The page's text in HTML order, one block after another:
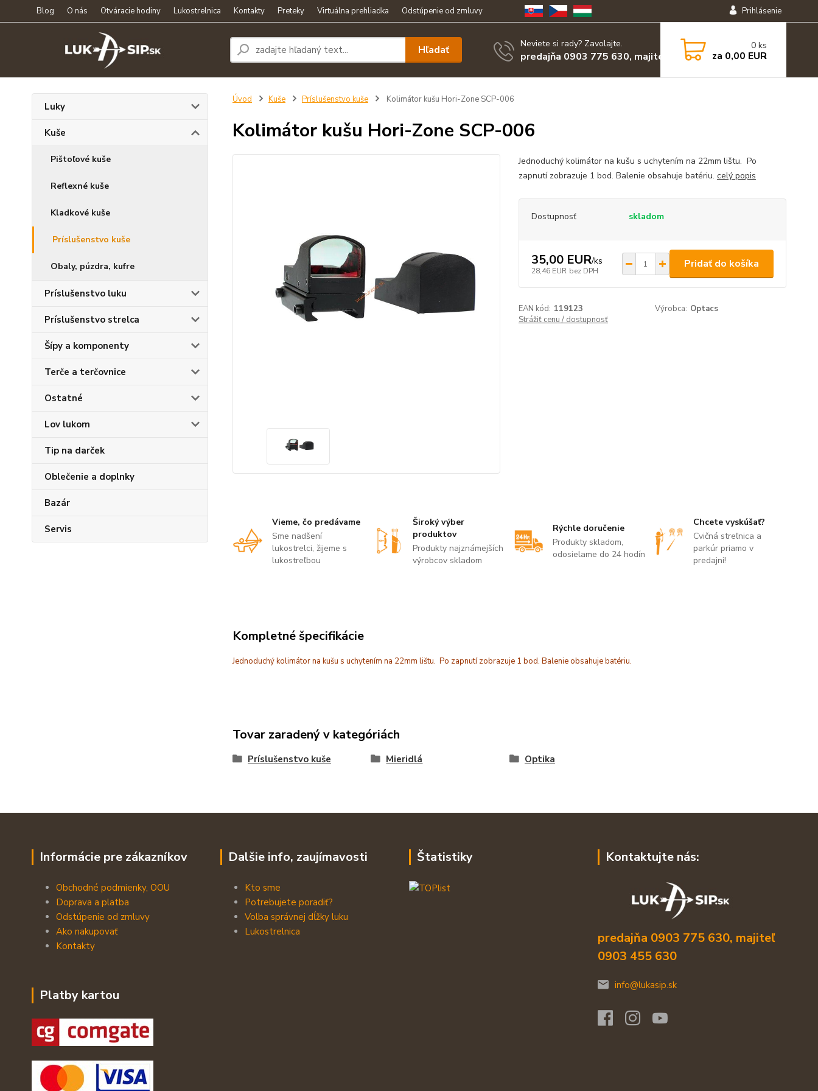
Blog O nás Otváracie hodiny Lukostrelnica Kontakty Preteky Virtuálna prehliadka Odstúpenie od zmluvy Prihlásenie
Hľadať Neviete si rady? Zavolajte.
predajňa 0903 775 630, majiteľ 0903 455 630
0 ks
za 0,00 EUR
Luky
Kuše
Pištoľové kuše
Reflexné kuše
Kladkové kuše
Príslušenstvo kuše
Obaly, púzdra, kufre
Príslušenstvo luku
Príslušenstvo strelca
Šípy a komponenty
Terče a terčovnice
Ostatné
Lov lukom
Tip na darček
Oblečenie a doplnky
Bazár
Servis
Úvod Kuše Príslušenstvo kuše Kolimátor kušu Hori-Zone SCP-006
Kolimátor kušu Hori-Zone SCP-006
Jednoduchý kolimátor na kušu s uchytením na 22mm lištu. Po
zapnutí zobrazuje 1 bod. Balenie obsahuje batériu. celý popis
Dostupnosť skladom
35,00 EUR/ks
28,46 EUR bez DPH
Pridať do košíka
EAN kód: 119123 Výrobca: Optacs
Strážiť cenu / dostupnosť
Vieme, čo predávame
Sme nadšení
lukostrelci, žijeme s
lukostreľbou
Široký výber
produktov
Produkty najznámejších
výrobcov skladom
Rýchle doručenie
Produkty skladom,
odosielame do 24 hodín
Chcete vyskúšať?
Cvičná streľnica a
parkúr priamo v
predajni!
Kompletné špecifikácie
Jednoduchý kolimátor na kušu s uchytením na 22mm lištu. Po zapnutí zobrazuje 1 bod. Balenie obsahuje batériu.
Tovar zaradený v kategóriách
Príslušenstvo kuše Mieridlá Optika
Informácie pre zákazníkov
Obchodné podmienky, OOU
Doprava a platba
Odstúpenie od zmluvy
Ako nakupovať
Kontakty
Platby kartou
Dalšie info, zaujímavosti
Kto sme
Potrebujete poradiť?
Volba správnej dĺžky luku
Lukostrelnica
Štatistiky Kontaktujte nás:
predajňa 0903 775 630, majiteľ
0903 455 630
info@lukasip.sk